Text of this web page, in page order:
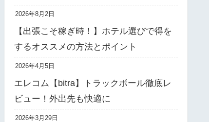
2026年8月2日
【出張こそ稼ぎ時！】ホテル選びで得を
するオススメの方法とポイント
2026年4月5日
エレコム【bitra】トラックボール徹底レ
ビュー！外出先も快適に
2026年3月29日